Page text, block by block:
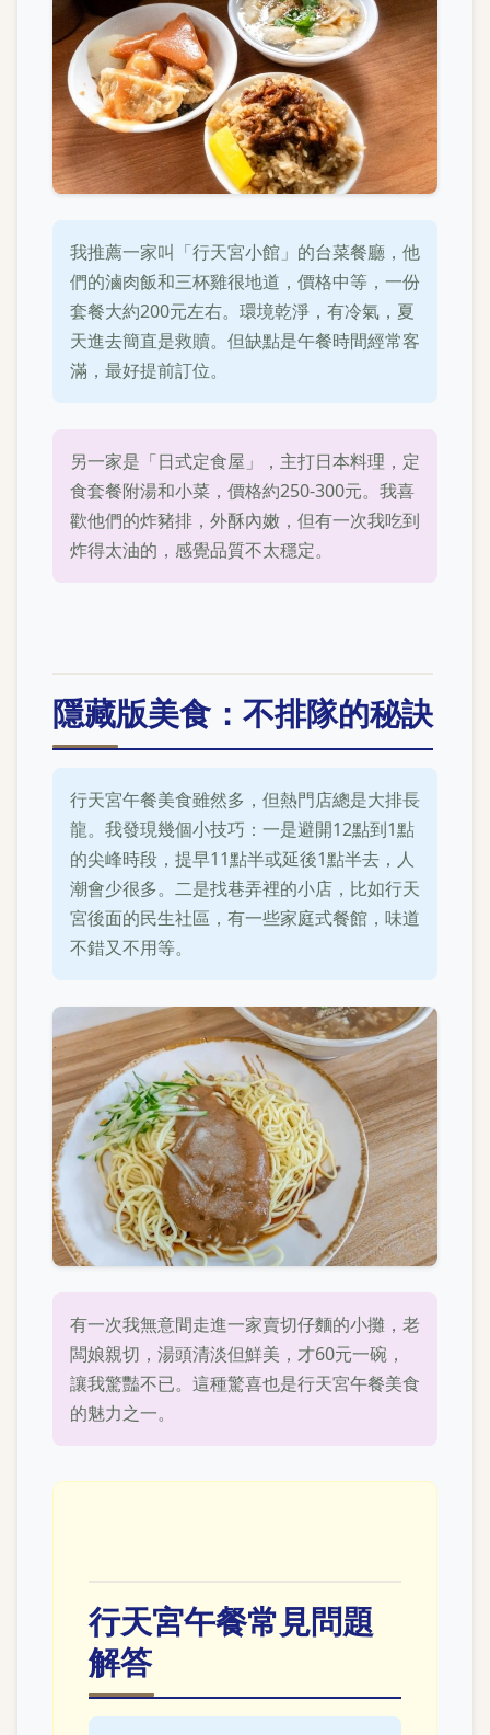
我推薦一家叫「行天宮小館」的台菜餐廳，他
們的滷肉飯和三杯雞很地道，價格中等，一份
套餐大約200元左右。環境乾淨，有冷氣，夏
天進去簡直是救贖。但缺點是午餐時間經常客
滿，最好提前訂位。
另一家是「日式定食屋」，主打日本料理，定
食套餐附湯和小菜，價格約250-300元。我喜
歡他們的炸豬排，外酥內嫩，但有一次我吃到
炸得太油的，感覺品質不太穩定。
隱藏版美食：不排隊的秘訣
行天宮午餐美食雖然多，但熱門店總是大排長
龍。我發現幾個小技巧：一是避開12點到1點
的尖峰時段，提早11點半或延後1點半去，人
潮會少很多。二是找巷弄裡的小店，比如行天
宮後面的民生社區，有一些家庭式餐館，味道
不錯又不用等。
有一次我無意間走進一家賣切仔麵的小攤，老
闆娘親切，湯頭清淡但鮮美，才60元一碗，
讓我驚豔不已。這種驚喜也是行天宮午餐美食
的魅力之一。
行天宮午餐常見問題
解答